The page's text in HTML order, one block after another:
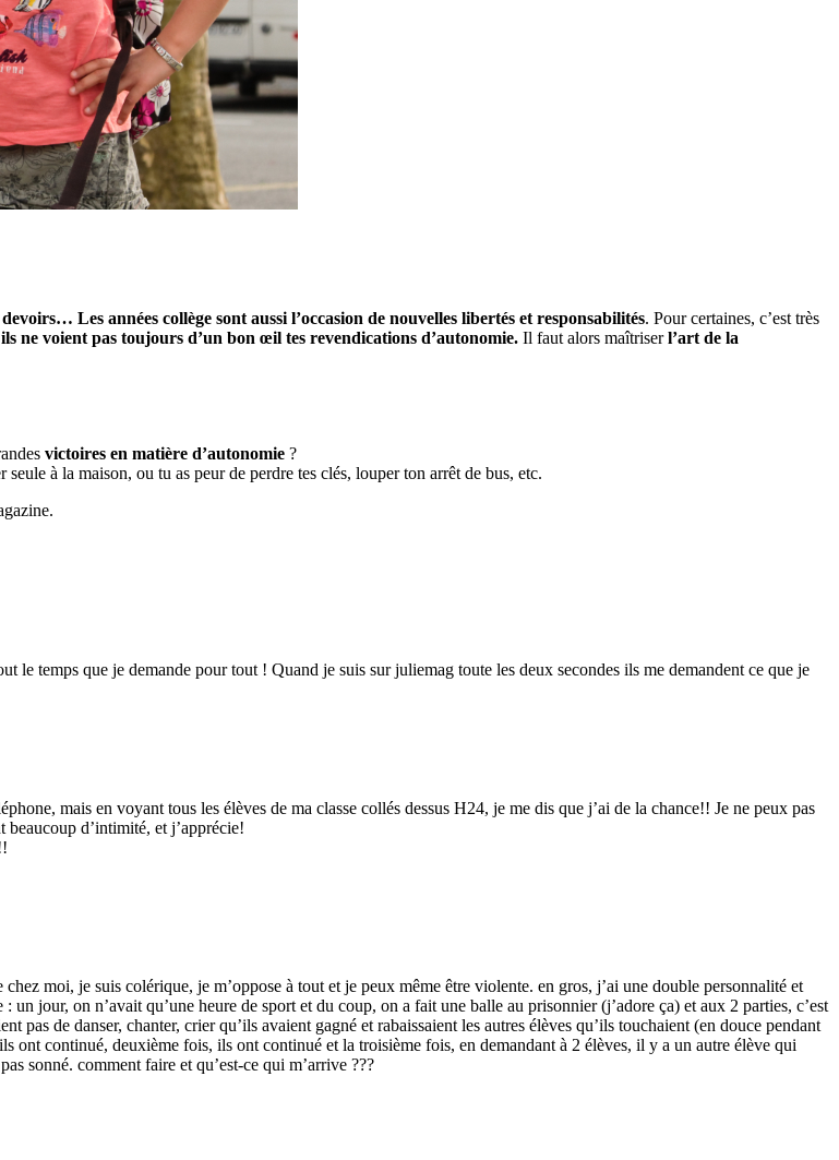
Les années collège sont aussi l’occasion de nouvelles libertés et responsabilités. Pour certaines, c’est très
ils ne voient pas toujours d’un bon œil tes revendications d’autonomie. Il faut alors maîtriserl’art de la
victoires en matière d’autonomie ?
seule à la maison, ou tu as peur de perdre tes clés, louper ton arrêt de bus, etc.
le temps que je demande pour tout ! Quand je suis sur juliemag toute les deux secondes ils me demandent ce que je
mais en voyant tous les élèves de ma classe collés dessus H24, je me dis que j’ai de la chance!! Je ne peux pas
d’intimité, et j’apprécie!
moi, je suis colérique, je m’oppose à tout et je peux même être violente. en gros, j’ai une double personnalité et
jour, on n’avait qu’une heure de sport et du coup, on a fait une balle au prisonnier (j’adore ça) et aux 2 parties, c’est
pas de danser, chanter, crier qu’ils avaient gagné et rabaissaient les autres élèves qu’ils touchaient (en douce pendant
ont continué, deuxième fois, ils ont continué et la troisième fois, en demandant à 2 élèves, il y a un autre élève qui
sonné. comment faire et qu’est-ce qui m’arrive ???